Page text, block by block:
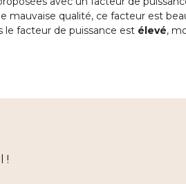
mauvaise qualité, ce facteur est
le facteur de puissance est élevé,
!